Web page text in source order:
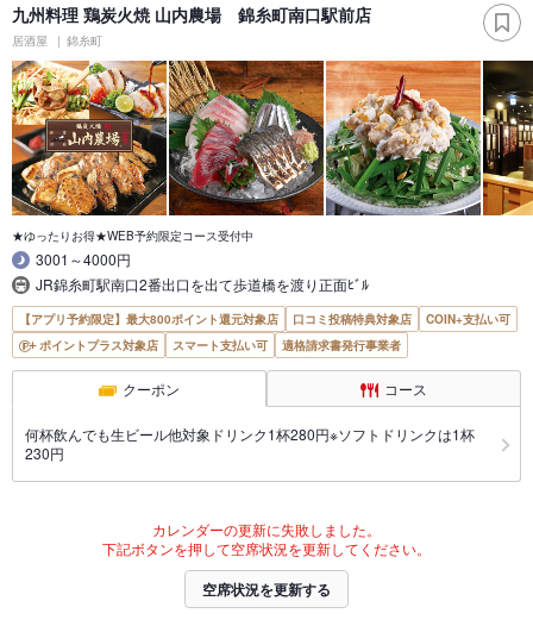
九州料理 鶏炭火焼 山内農場 錦糸町南口駅前店
居酒屋 錦糸町
★ゆったりお得★WEB予約限定コース受付中
3001～4000円
JR錦糸町駅南口2番出口を出て歩道橋を渡り正面ﾋﾞﾙ
【アプリ予約限定】最大800ポイント還元対象店 口コミ投稿特典対象店
COIN+支払い可
ポイントプラス対象店
スマート支払い可 適格請求書発行事業者
クーポン コース
何杯飲んでも生ビール他対象ドリンク1杯280円※ソフトドリンクは1杯
230円
カレンダーの更新に失敗しました。
下記ボタンを押して空席状況を更新してください。
空席状況を更新する